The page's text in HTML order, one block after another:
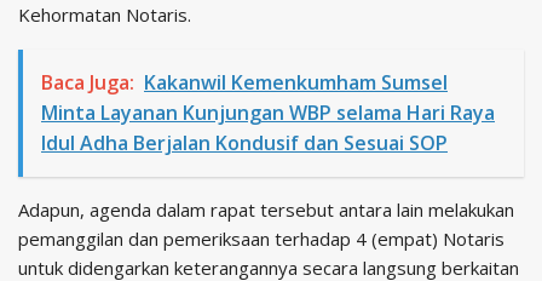
Kehormatan Notaris.
Baca Juga: Kakanwil Kemenkumham Sumsel
Minta Layanan Kunjungan WBP selama Hari Raya
Idul Adha Berjalan Kondusif dan Sesuai SOP
Adapun, agenda dalam rapat tersebut antara lain melakukan
pemanggilan dan pemeriksaan terhadap 4 (empat) Notaris
untuk didengarkan keterangannya secara langsung berkaitan